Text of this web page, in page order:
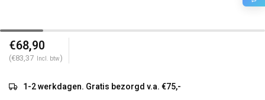
€68,90
(€83,37 Incl. btw)
1-2 werkdagen. Gratis bezorgd v.a. €75,-